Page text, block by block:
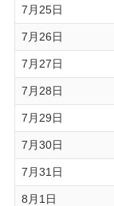
7月25日
7月26日
7月27日
7月28日
7月29日
7月30日
7月31日
8月1日